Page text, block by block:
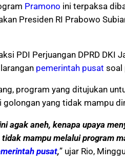
Pramono ini terpaksa
Presiden RI Prabowo
PDI Perjuangan DPRD DKI
pemerintah pusat soal
program yang ditujukan
golongan yang tidak mampu
agak aneh, kenapa upaya
mampu melalui program
pusat,” ujar Rio,